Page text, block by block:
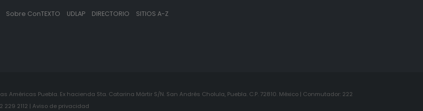
Sobre ConTEXTO UDLAP DIRECTORIO SITIOS A-Z
Américas Puebla. Ex hacienda Sta. Catarina Mártir S/N. San Andrés Cholula, Puebla. C.P. 72810. México | Conmutador: 222
2112 | Aviso de privacidad